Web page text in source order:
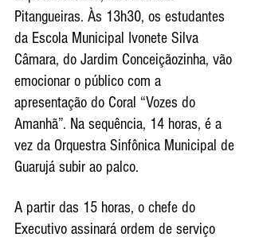
Pitangueiras. Às 13h30, os estudantes
da Escola Municipal Ivonete Silva
Câmara, do Jardim Conceiçãozinha, vão
emocionar o público com a
apresentação do Coral “Vozes do
Amanhã”. Na sequência, 14 horas, é a
vez da Orquestra Sinfônica Municipal de
Guarujá subir ao palco.
A partir das 15 horas, o chefe do
Executivo assinará ordem de serviço